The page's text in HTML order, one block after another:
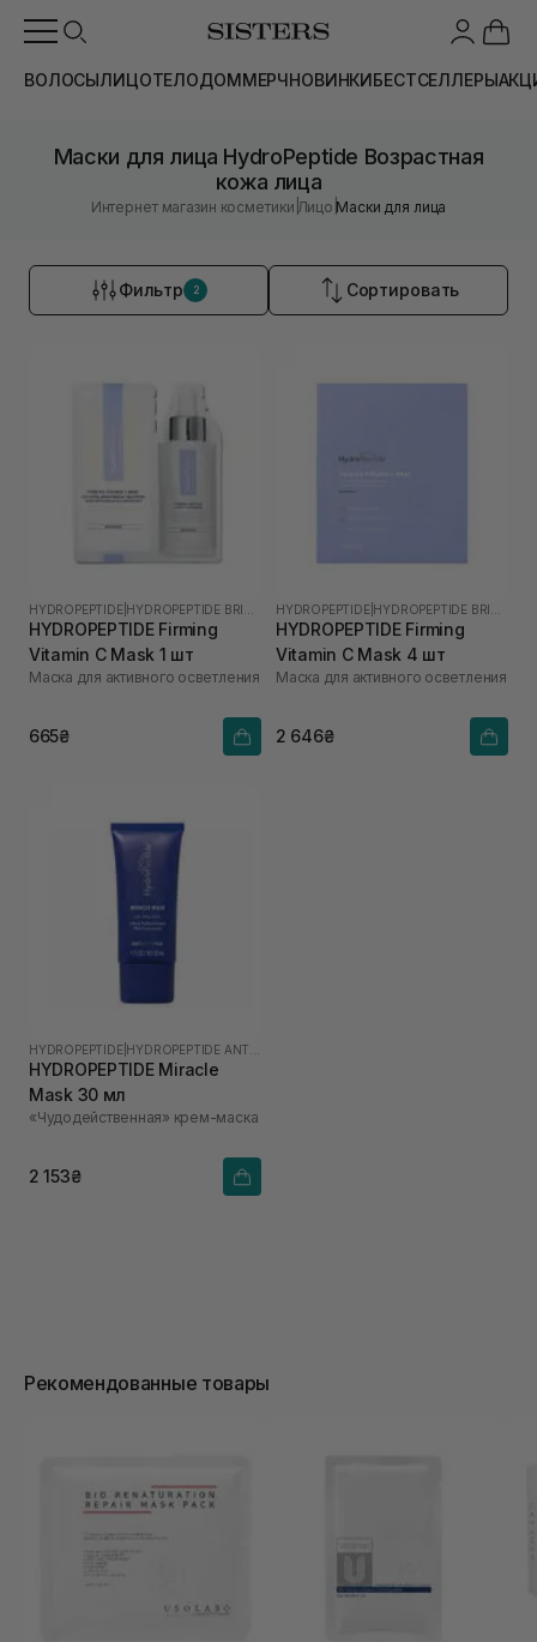
ВОЛОСЫЛИЦОТЕЛОДОММЕРЧНОВИНКИБЕСТСЕЛЛЕРЫ
Маски для лица HydroPeptide Возрастная
кожа лица
Интернет магазин косметики Лицо |Маски для лица
Фильтр 2 Сортировать
HYDROPEPTIDE
HYDROPEPTIDE Firming
Vitamin C Mask 1 шт
Маска для активного осветления
665₴
HYDROPEPTIDE
HYDROPEPTIDE Firming
Vitamin C Mask 4 шт
Маска для активного осветления
2 646₴
HYDROPEPTIDE
HYDROPEPTIDE Miracle
Mask 30 мл
«Чудодейственная» крем-маска
2 153₴
Рекомендованные товары